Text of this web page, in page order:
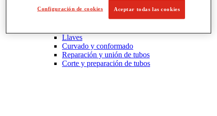
Llaves y herramientas para tubos
Llaves
Curvado y conformado
Reparación y unión de tubos
Corte y preparación de tubos
Configuración de cookies Aceptar todas las cookies